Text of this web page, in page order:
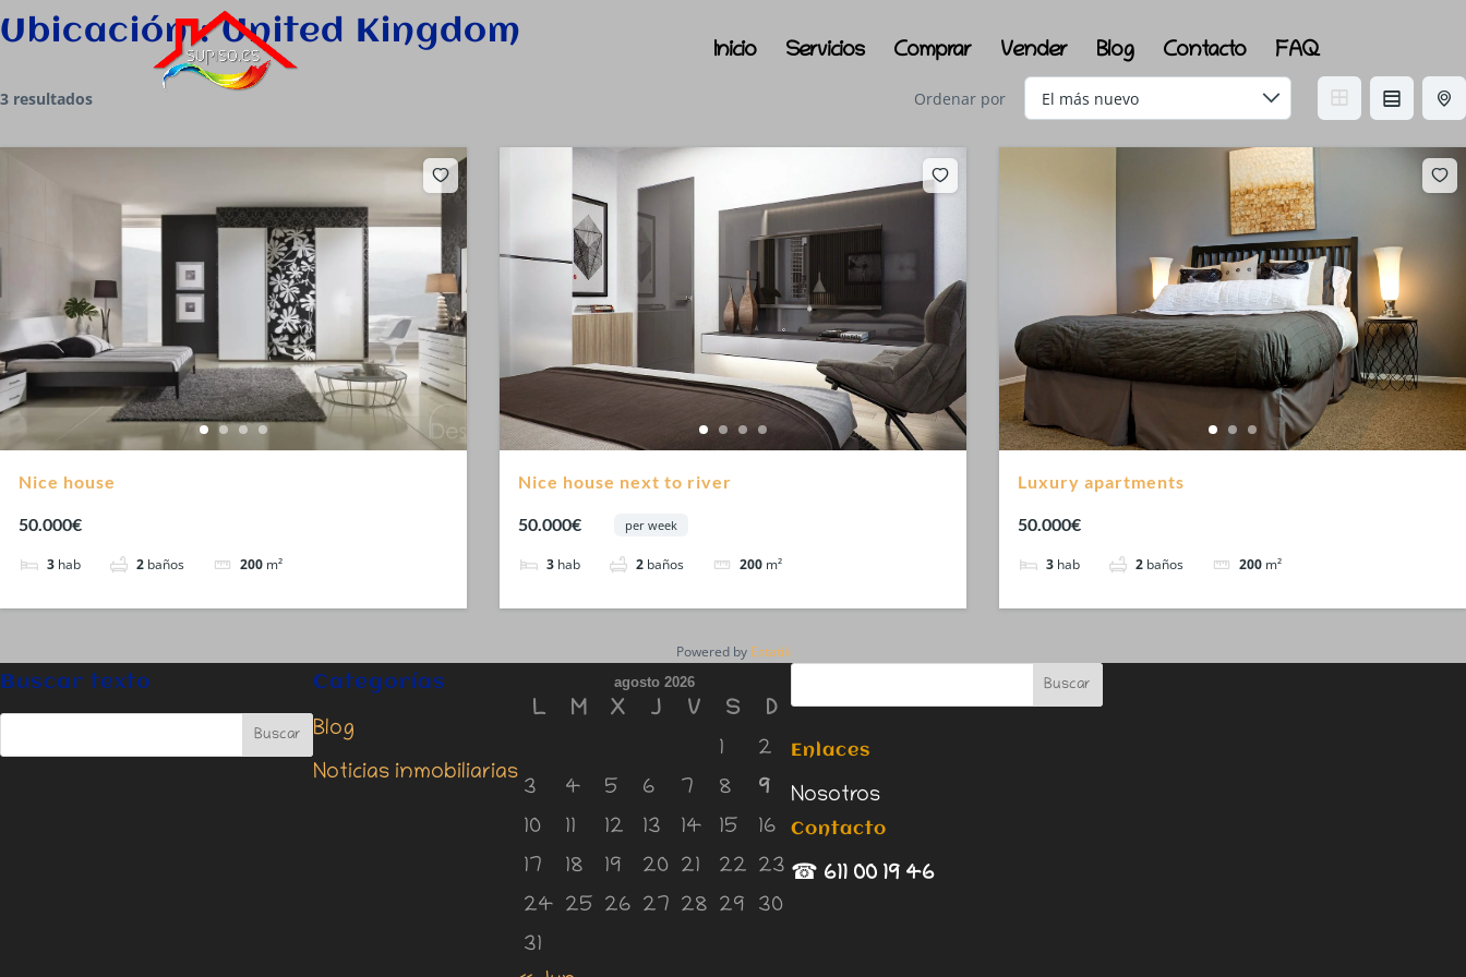
Inicio Servicios Comprar Vender Blog Contacto FAQ
Ubicación :United Kingdom
3 resultados Ordenar por
Nice house
50.000€
3 hab 2 baños 200 m²
Nice house next to river
50.000€ per week
3 hab 2 baños 200 m²
Luxury apartments
50.000€
3 hab 2 baños 200 m²
Powered by Estatik
Buscar texto Categorías
Blog
Noticias inmobiliarias
agosto 2026
L M X J V S
D
1
2
3
4 5 6 7 8
9
10
11 12 13 14 15
16
17
18 19 20 21 22 23
24 25 26 27 28 29
30
31
Enlaces
Nosotros
Contacto
☎ 611 00 19 46